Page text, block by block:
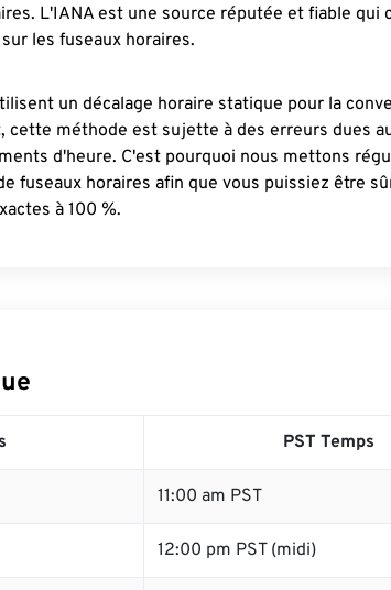
L'IANA est une source réputée et fiable qui
les fuseaux horaires.
un décalage horaire statique pour la
cette méthode est sujette à des erreurs dues
d'heure. C'est pourquoi nous mettons
fuseaux horaires afin que vous puissiez être
à 100 %.
PST Temps
11:00 am PST
12:00 pm PST (midi)